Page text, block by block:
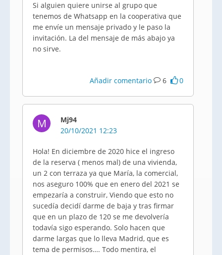
Si alguien quiere unirse al grupo que
tenemos de Whatsapp en la cooperativa que
me envíe un mensaje privado y le paso la
invitación. La del mensaje de más abajo ya
no sirve.
Añadir comentario 6 0
M
Mj94
20/10/2021 12:23
Hola! En diciembre de 2020 hice el ingreso
de la reserva ( menos mal) de una vivienda,
un 2 con terraza ya que María, la comercial,
nos aseguro 100% que en enero del 2021 se
empezaría a construir, Viendo que esto no
sucedía decidí darme de baja y tras firmar
que en un plazo de 120 se me devolvería
todavía sigo esperando. Solo hacen que
darme largas que lo lleva Madrid, que es
tema de permisos…. Todo mentira, el